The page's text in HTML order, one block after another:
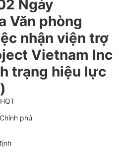
Ngày
Văn phòng
nhận viện trợ
Vietnam Inc
trạng hiệu lực
phủ